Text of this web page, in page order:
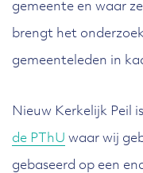
gemeente en waar
brengt het
gemeenteleden in
Nieuw Kerkelijk Peil is
de PThU waar wij
gebaseerd op een